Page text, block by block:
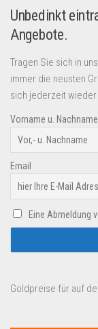
Unbedinkt
Angebote.
Tragen Sie sich in
immer die neusten
sich jederzeit wieder
Vorname u. Nachname
Email
Eine Abmeldung
Goldpreise für auf